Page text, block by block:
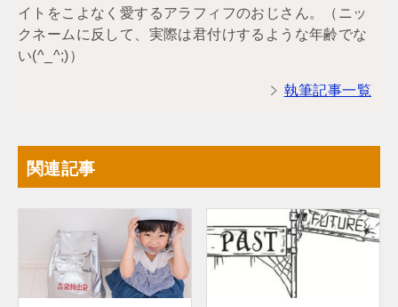
イトをこよなく愛するアラフィフのおじさん。（ニッ
クネームに反して、実際は君付けするような年齢でな
い(^_^;)）
執筆記事一覧
関連記事